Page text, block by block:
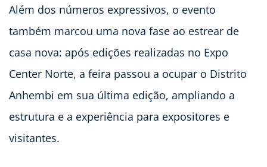
Além dos números expressivos, o evento
também marcou uma nova fase ao estrear de
casa nova: após edições realizadas no Expo
Center Norte, a feira passou a ocupar o Distrito
Anhembi em sua última edição, ampliando a
estrutura e a experiência para expositores e
visitantes.